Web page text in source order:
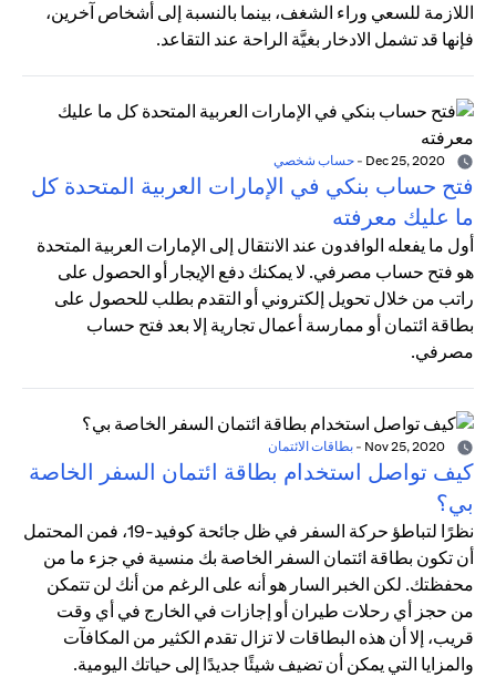
اللازمة للسعي وراء الشغف، بينما بالنسبة إلى أشخاص آخرين،
فإنها قد تشمل الادخار بغيَّة الراحة عند التقاعد.
- حساب شخصي
فتح حساب بنكي في الإمارات العربية المتحدة كل
ما عليك معرفته
أول ما يفعله الوافدون عند الانتقال إلى الإمارات العربية المتحدة
هو فتح حساب مصرفي. لا يمكنك دفع الإيجار أو الحصول على
راتب من خلال تحويل إلكتروني أو التقدم بطلب للحصول على
بطاقة ائتمان أو ممارسة أعمال تجارية إلا بعد فتح حساب
مصرفي.
- بطاقات الائتمان
كيف تواصل استخدام بطاقة ائتمان السفر الخاصة
بي؟
نظرًا لتباطؤ حركة السفر في ظل جائحة كوفيد-19، فمن المحتمل
أن تكون بطاقة ائتمان السفر الخاصة بك منسية في جزء ما من
محفظتك. لكن الخبر السار هو أنه على الرغم من أنك لن تتمكن
من حجز أي رحلات طيران أو إجازات في الخارج في أي وقت
قريب، إلا أن هذه البطاقات لا تزال تقدم الكثير من المكافآت
والمزايا التي يمكن أن تضيف شيئًا جديدًا إلى حياتك اليومية.